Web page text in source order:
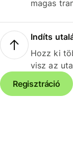
magas
Indíts
Hozz ki
visz az
Regisztráció